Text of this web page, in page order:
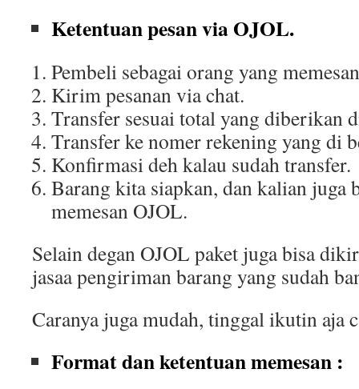
Ketentuan pesan via OJOL.
Pembeli sebagai orang yang
Kirim pesanan via chat.
Transfer sesuai total yang diberikan
Transfer ke nomer rekening yang di
Konfirmasi deh kalau sudah transfer.
Barang kita siapkan, dan kalian juga
memesan OJOL.
Selain degan OJOL paket juga bisa
jasaa pengiriman barang yang sudah
Caranya juga mudah, tinggal ikutin aja
Format dan ketentuan memesan :